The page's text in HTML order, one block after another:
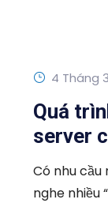
4 Tháng
Quá
server
Có nhu
nghe nhiều